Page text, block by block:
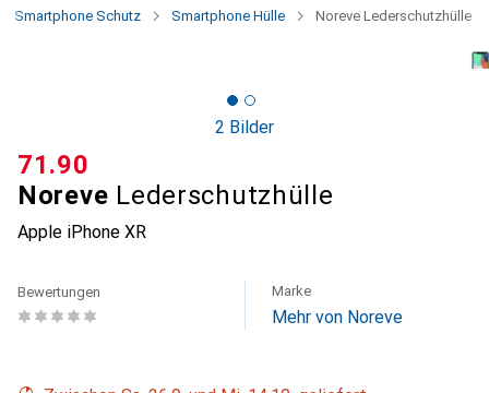
Smartphone Schutz Smartphone Hülle Noreve Lederschutzhülle
2 Bilder
Noreve Lederschutzhülle
Apple iPhone XR
CHF
71.90
Bewertungen Marke
Mehr von Noreve